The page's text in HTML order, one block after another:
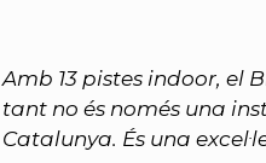
Amb 13 pistes indoor, el
tant no és només una
Catalunya. És una